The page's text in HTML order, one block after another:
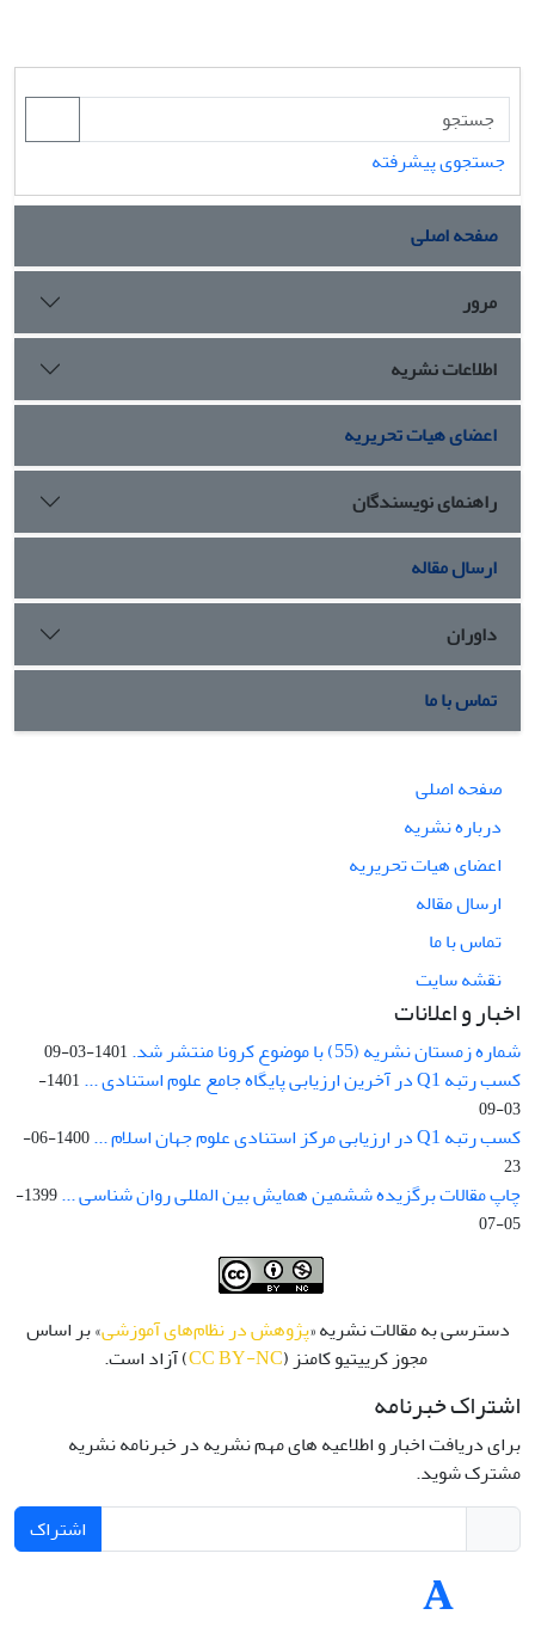
جستجوی پیشرفته
صفحه اصلی
مرور
اطلاعات نشریه
اعضای هیات تحریریه
راهنمای نویسندگان
ارسال مقاله
داوران
تماس با ما
صفحه اصلی
درباره نشریه
اعضای هیات تحریریه
ارسال مقاله
تماس با ما
نقشه سایت
اخبار و اعلانات
شماره زمستان نشریه (55) با موضوع کرونا منتشر شد. 1401-03-09
کسب رتبه Q1 در آخرین ارزیابی پایگاه جامع علوم استنادی ...
1401-
03-09
کسب رتبه Q1 در ارزیابی مرکز استنادی علوم جهان اسلام ...
1400-06-
23
چاپ مقالات برگزیده ششمین همایش بین المللی روان شناسی ...
1399-
05-07
دسترسی به مقالات نشریه «پژوهش در نظام‌های آموزشی» بر اساس
مجوز کرییتیو کامنز (CC BY-NC) آزاد است.
اشتراک خبرنامه
برای دریافت اخبار و اطلاعیه های مهم نشریه در خبرنامه نشریه
مشترک شوید.
اشتراک